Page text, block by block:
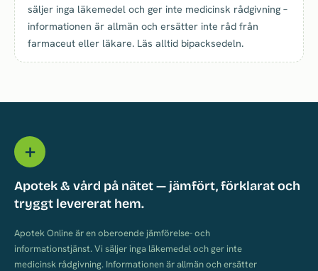
säljer inga läkemedel och ger inte medicinsk rådgivning –
informationen är allmän och ersätter inte råd från
farmaceut eller läkare. Läs alltid bipacksedeln.
＋
Apotek & vård på nätet — jämfört, förklarat och
tryggt levererat hem.
Apotek Online är en oberoende jämförelse- och
informationstjänst. Vi säljer inga läkemedel och ger inte
medicinsk rådgivning. Informationen är allmän och ersätter